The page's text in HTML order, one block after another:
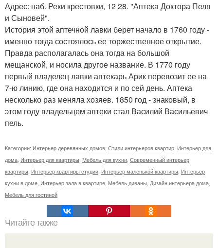
Адрес: наб. Реки крестовки, 12 28. "Аптека Доктора Пеля
и Сыновей".
История этой аптечной лавки берет начало в 1760 году -
именно тогда состоялось ее торжественное открытие.
Правда располагалась она тогда на большой
мещанской, и носила другое название. В 1770 году
первый владелец лавки аптекарь Арик перевозит ее на
7-ю линию, где она находится и по сей день. Аптека
несколько раз меняла хозяев. 1850 год - знаковый, в
этом году владельцем аптеки стал Василий Васильевич
пель.
Категории: Интерьер деревянных домов, Стили интерьеров квартир, Интерьер для
дома, Интерьер для квартиры, Мебель для кухни, Современный интерьер
квартиры, Интерьер квартиры студии, Интерьер маленькой квартиры, Интерьер
кухни в доме, Интерьер зала в квартире, Мебель диваны, Дизайн интерьера дома,
Мебель для гостиной
Читайте также